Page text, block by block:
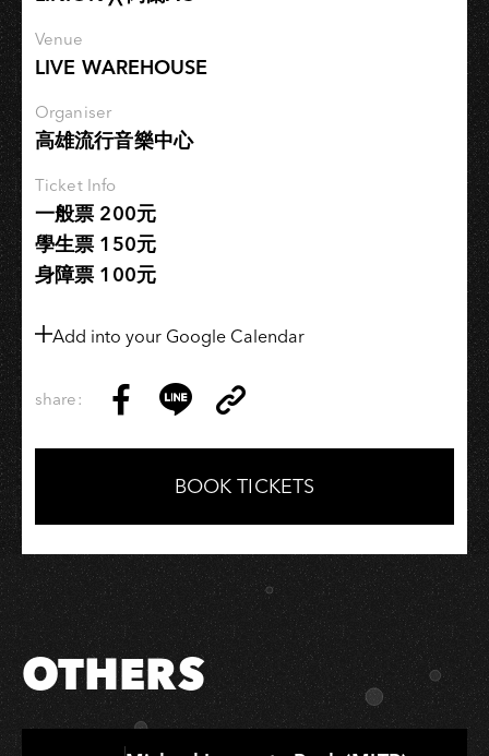
Relax
走
入
劃：
母
語
好
Venue
LIVE WAREHOUSE
Organiser
高雄流行音樂中心
Ticket Info
一般票 200元
學生票 150元
身障票 100元
Add into your Google Calendar
share:
on
Facebook
on
LINE
Link
Copy
BOOK TICKETS
OTHERS
Hi-Ing Music Hall